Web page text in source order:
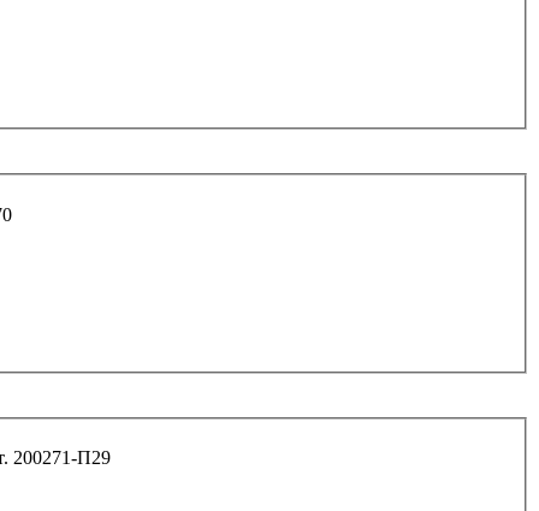
6.8 средней шестерни дв.406 арт. 200271-П29